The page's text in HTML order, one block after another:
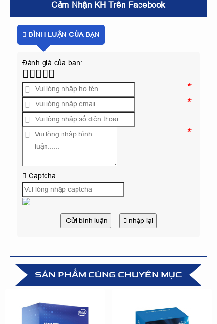
Cảm Nhận KH Trên Facebook
BÌNH LUẬN CỦA BẠN
Đánh giá của bạn:
*
*
*
Captcha
Gửi bình luận nhập lại
SẢN PHẨM CÙNG CHUYÊN MỤC